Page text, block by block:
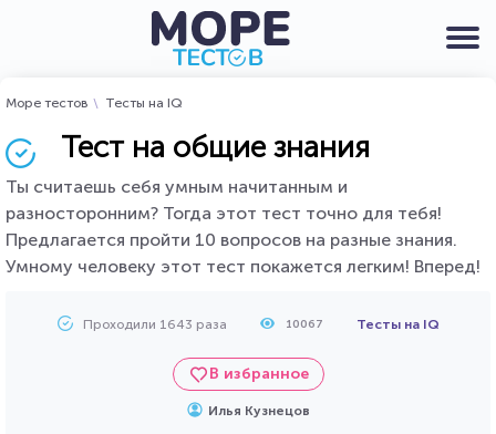
Море тестов Тесты на IQ
Тест на общие знания
Ты считаешь себя умным начитанным и
разносторонним? Тогда этот тест точно для тебя!
Предлагается пройти 10 вопросов на разные знания.
Умному человеку этот тест покажется легким! Вперед!
Проходили 1643 раза 10067 Тесты на IQ
В избранное
Илья Кузнецов